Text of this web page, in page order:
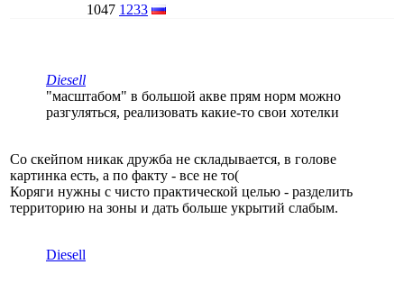
1047 1233
Diesell
"масштабом" в большой акве прям норм можно
разгуляться, реализовать какие-то свои хотелки
Со скейпом никак дружба не складывается, в голове
картинка есть, а по факту - все не то(
Коряги нужны с чисто практической целью - разделить
территорию на зоны и дать больше укрытий слабым.
Diesell